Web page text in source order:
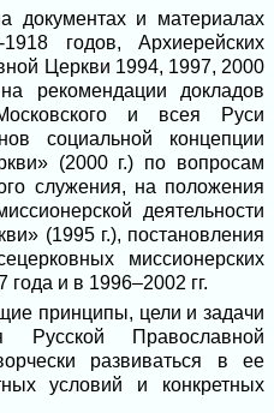
документах и материалах
годов, Архиерейских
Церкви 1994, 1997, 2000
рекомендации докладов
и всея Руси
социальной концепции
(2000 г.) по вопросам
служения, на положения
деятельности
(1995 г.), постановления
миссионерских
и в 1996–2002 гг.
принципы, цели и задачи
Русской Православной
развиваться в ее
условий и конкретных